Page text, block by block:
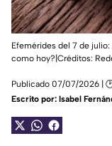
Efemérides del 7 de
como hoy?|Créditos:
Publicado 07/07/2026 | 🕑
Escrito por: Isabel